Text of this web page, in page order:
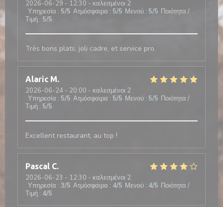
2026-06-29 - 12:30 - καλεσμένοι 2
Υπηρεσία : 5/5 Ατμόσφαιρα : 5/5 Μενού : 5/5 Ποιότητα /
Τιμή : 5/5
Très bons plats, joli cadre, et service pro.
Alaric M
2026-06-24 - 20:00 - καλεσμένοι 2
Υπηρεσία : 5/5 Ατμόσφαιρα : 5/5 Μενού : 5/5 Ποιότητα /
Τιμή : 5/5
Excellent restaurant, au top !
Pascal C
2026-06-23 - 12:30 - καλεσμένοι 2
Υπηρεσία : 3/5 Ατμόσφαιρα : 4/5 Μενού : 4/5 Ποιότητα /
Τιμή : 4/5